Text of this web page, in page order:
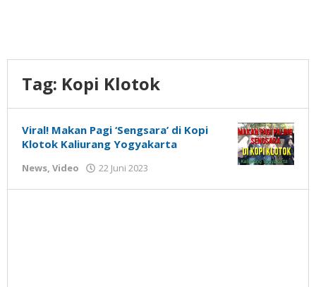
Tag: Kopi Klotok
Viral! Makan Pagi ‘Sengsara’ di Kopi
Klotok Kaliurang Yogyakarta
News, Video 22 Juni 2023
Susanto